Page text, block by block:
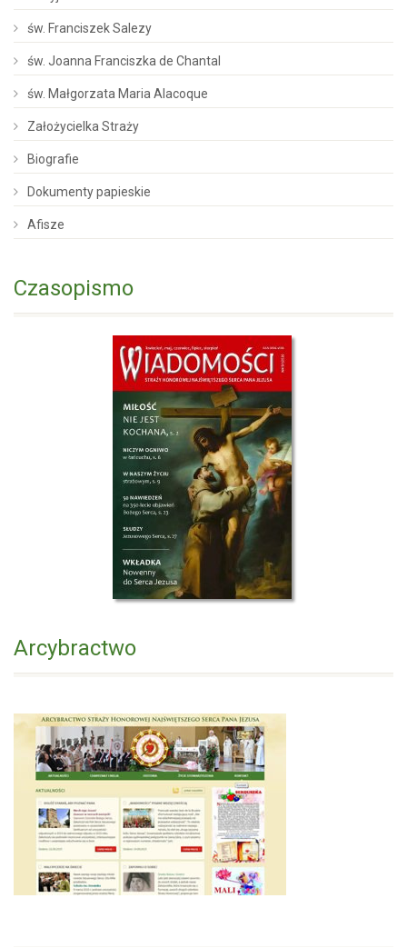
św. Franciszek Salezy
św. Joanna Franciszka de Chantal
św. Małgorzata Maria Alacoque
Założycielka Straży
Biografie
Dokumenty papieskie
Afisze
Czasopismo
Arcybractwo